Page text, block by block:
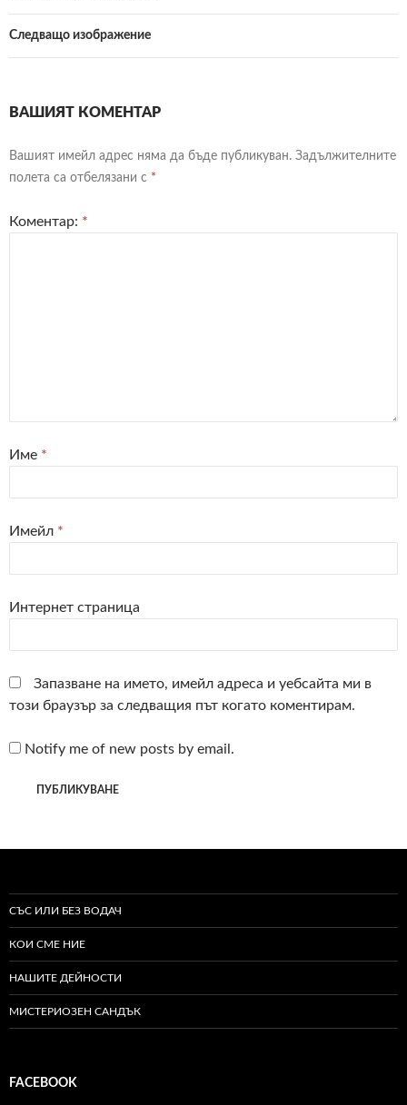
Следващо изображение
ВАШИЯТ КОМЕНТАР
Вашият имейл адрес няма да бъде публикуван. Задължителните
полета са отбелязани с *
Коментар: *
Име *
Имейл *
Интернет страница
Запазване на името, имейл адреса и уебсайта ми в
този браузър за следващия път когато коментирам.
Notify me of new posts by email.
СЪС ИЛИ БЕЗ ВОДАЧ
КОИ СМЕ НИЕ
НАШИТЕ ДЕЙНОСТИ
МИСТЕРИОЗЕН САНДЪК
FACEBOOK